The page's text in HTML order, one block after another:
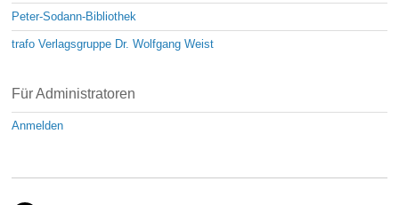
Peter-Sodann-Bibliothek
trafo Verlagsgruppe Dr. Wolfgang Weist
Für Administratoren
Anmelden